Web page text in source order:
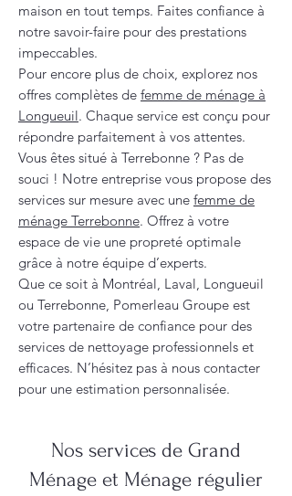
maison en tout temps. Faites confiance à
notre savoir-faire pour des prestations
impeccables.
Pour encore plus de choix, explorez nos
offres complètes de femme de ménage à
Longueuil. Chaque service est conçu pour
répondre parfaitement à vos attentes.
Vous êtes situé à Terrebonne ? Pas de
souci ! Notre entreprise vous propose des
services sur mesure avec une femme de
ménage Terrebonne. Offrez à votre
espace de vie une propreté optimale
grâce à notre équipe d’experts.
Que ce soit à Montréal, Laval, Longueuil
ou Terrebonne, Pomerleau Groupe est
votre partenaire de confiance pour des
services de nettoyage professionnels et
efficaces. N’hésitez pas à nous contacter
pour une estimation personnalisée.
Nos services de Grand
Ménage et Ménage régulier